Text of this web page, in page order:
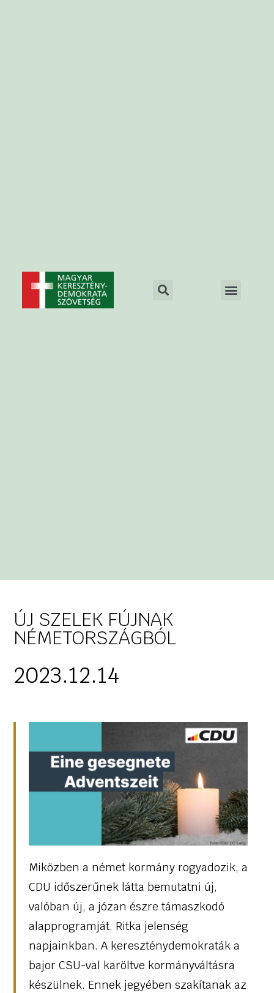
ÚJ SZELEK FÚJNAK
NÉMETORSZÁGBÓL
2023.12.14
Miközben a német kormány rogyadozik, a
CDU időszerűnek látta bemutatni új,
valóban új, a józan észre támaszkodó
alapprogramját. Ritka jelenség
napjainkban. A kereszténydemokraták a
bajor CSU-val karöltve kormányváltásra
készülnek. Ennek jegyében szakítanak az